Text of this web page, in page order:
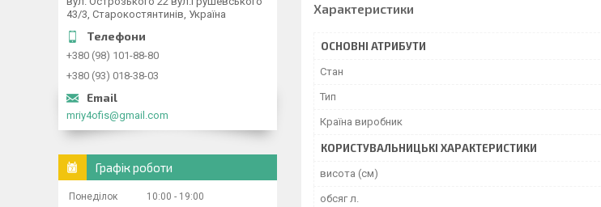
Характеристики
ОСНОВНІ АТРИБУТИ
Стан
Тип
Країна виробник
КОРИСТУВАЛЬНИЦЬКІ ХАРАКТЕРИСТИКИ
висота (см)
обсяг л.
43/3, Старокостянтинів, Україна
+380 (98) 101-88-80
+380 (93) 018-38-03
mriy4ofis@gmail.com
Графік роботи
Понеділок 10:00
19:00